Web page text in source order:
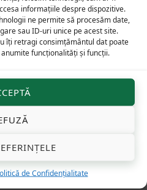
informațiile despre dispozitive.
ne permite să procesăm date,
sau ID-uri unice pe acest site.
îți retragi consimțământul dat poate
funcționalități și funcții.
de Confidențialitate
în Sudul
1100